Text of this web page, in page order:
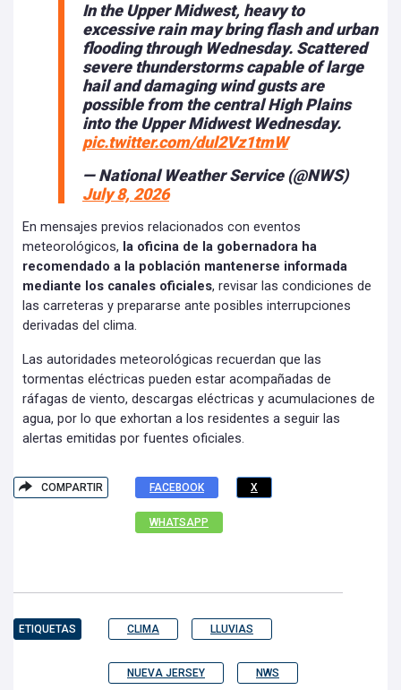
In the Upper Midwest, heavy to
excessive rain may bring flash and urban
flooding through Wednesday. Scattered
severe thunderstorms capable of large
hail and damaging wind gusts are
possible from the central High Plains
into the Upper Midwest Wednesday.
pic.twitter.com/dul2Vz1tmW
— National Weather Service (@NWS)
July 8, 2026
En mensajes previos relacionados con eventos
meteorológicos, la oficina de la gobernadora ha
recomendado a la población mantenerse informada
mediante los canales oficiales, revisar las condiciones de
las carreteras y prepararse ante posibles interrupciones
derivadas del clima.
Las autoridades meteorológicas recuerdan que las
tormentas eléctricas pueden estar acompañadas de
ráfagas de viento, descargas eléctricas y acumulaciones de
agua, por lo que exhortan a los residentes a seguir las
alertas emitidas por fuentes oficiales.
COMPARTIR FACEBOOK X
WHATSAPP
ETIQUETAS CLIMA LLUVIAS
NUEVA JERSEY NWS